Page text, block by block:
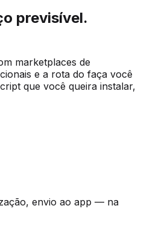
previsível.
marketplaces de
e a rota do faça você
que você queira instalar,
envio ao app — na